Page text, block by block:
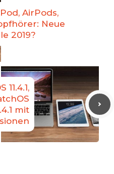
AirPods,
Neue
2019?
11.4.1,
mit